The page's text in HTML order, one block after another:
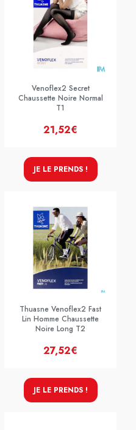
Venoflex2 Secret
Chaussette Noire Normal
T1
21,52€
JE LE PRENDS !
Thuasne Venoflex2 Fast
Lin Homme Chaussette
Noire Long T2
27,52€
JE LE PRENDS !